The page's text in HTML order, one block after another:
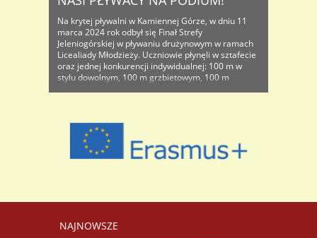
Na krytej pływalni w Kamiennej Górze, w dniu 11
marca 2024 rok odbył się Finał Strefy
Jeleniogórskiej w pływaniu drużynowym w ramach
Licealiady Młodzieży. Uczniowie płynęli w sztafecie
oraz jednej konkurencji indywidualnej: 100 m w
stylu dowolnym, 100 m grzbietowym, 100 m
NAJNOWSZE